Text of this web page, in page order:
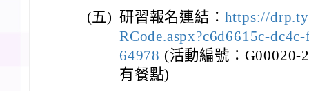
(五) 研習報名連結： https://
RCode.aspx?c6d6615c-
64978 (活動編號：G00020-
有餐點)